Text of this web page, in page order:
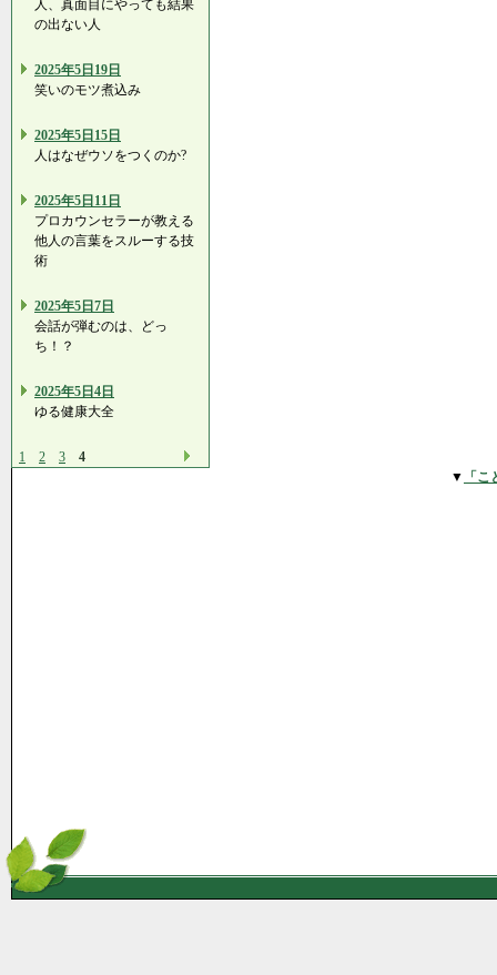
人、真面目にやっても結果
の出ない人
2025年5日19日
笑いのモツ煮込み
2025年5日15日
人はなぜウソをつくのか?
2025年5日11日
プロカウンセラーが教える
他人の言葉をスルーする技
術
2025年5日7日
会話が弾むのは、どっ
ち！？
2025年5日4日
ゆる健康大全
1 2 3 4
▼ 「